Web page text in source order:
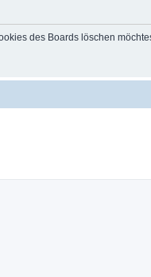
des Boards löschen